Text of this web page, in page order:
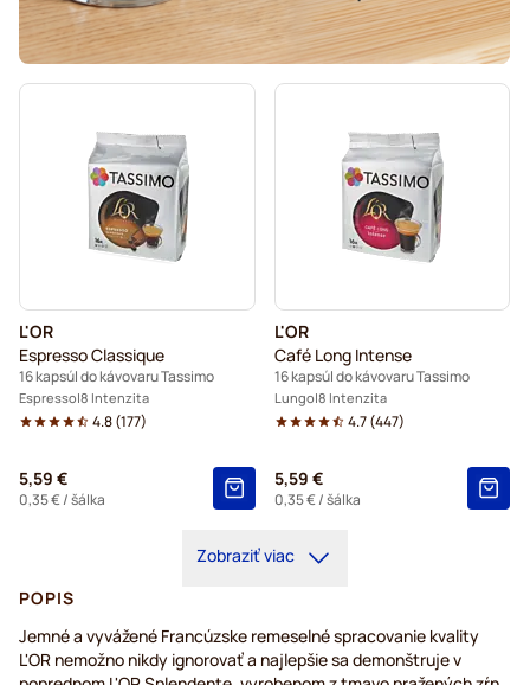
L'OR
Espresso Classique
16 kapsúl do kávovaru Tassimo
Espresso 8 Intenzita
4.8(177)
5,59 €
0,35 €/ šálka
L'OR
Café Long Intense
16 kapsúl do kávovaru Tassimo
Lungo 8 Intenzita
4.7(447)
5,59 €
0,35 €/ šálka
Zobraziť viac
POPIS
Jemné a vyvážené Francúzske remeselné spracovanie kvality
L'OR nemožno nikdy ignorovať a najlepšie sa demonštruje v